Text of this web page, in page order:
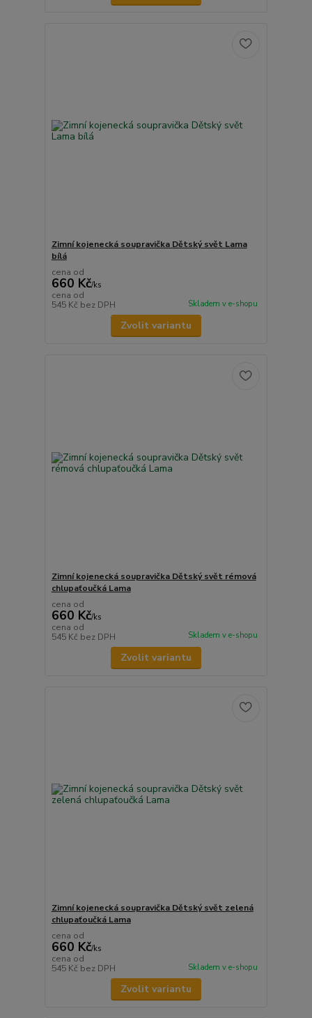
Zimní kojenecká soupravička Dětský svět Lama
bílá
cena od
660 Kč/ks
cena od
545 Kč bez DPH Skladem v e-shopu
Zvolit variantu
Zimní kojenecká soupravička Dětský svět rémová
chlupaťoučká Lama
cena od
660 Kč/ks
cena od
545 Kč bez DPH Skladem v e-shopu
Zvolit variantu
Zimní kojenecká soupravička Dětský svět zelená
chlupaťoučká Lama
cena od
660 Kč/ks
cena od
545 Kč bez DPH Skladem v e-shopu
Zvolit variantu